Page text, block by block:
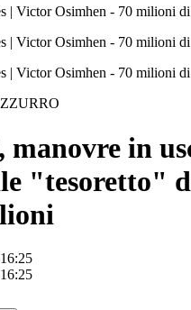
| Victor Osimhen - 70 milioni
| Victor Osimhen - 70 milioni
| Victor Osimhen - 70 milioni
manovre in
"tesoretto"